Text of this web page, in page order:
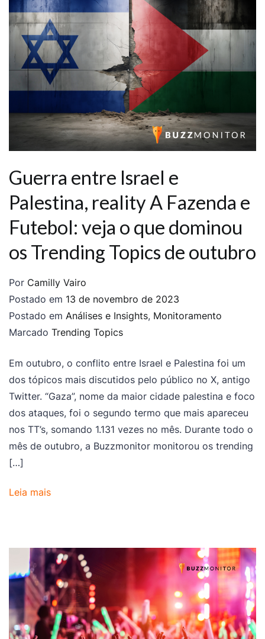
Guerra entre Israel e
Palestina, reality A Fazenda e
Futebol: veja o que dominou
os Trending Topics de outubro
Por Camilly Vairo
Postado em 13 de novembro de 2023
Postado em Análises e Insights, Monitoramento
Marcado Trending Topics
Em outubro, o conflito entre Israel e Palestina foi um
dos tópicos mais discutidos pelo público no X, antigo
Twitter. “Gaza”, nome da maior cidade palestina e foco
dos ataques, foi o segundo termo que mais apareceu
nos TT’s, somando 1.131 vezes no mês. Durante todo o
mês de outubro, a Buzzmonitor monitorou os trending
[…]
Leia mais